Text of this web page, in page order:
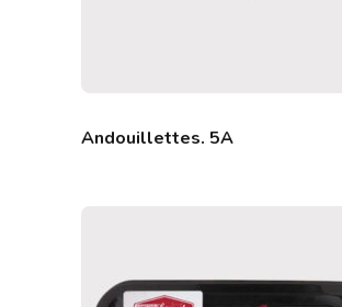
Andouillettes. 5A